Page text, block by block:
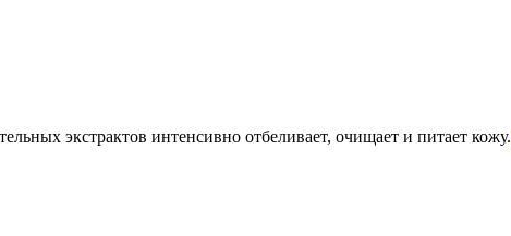
экстрактов интенсивно отбеливает, очищает и питает кожу.